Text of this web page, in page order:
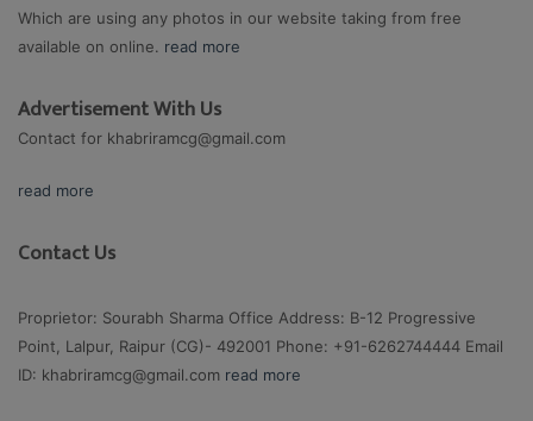
Which are using any photos in our website taking from free
available on online. read more
Advertisement With Us
Contact for khabriramcg@gmail.com
read more
Contact Us
Proprietor: Sourabh Sharma Office Address: B-12 Progressive
Point, Lalpur, Raipur (CG)- 492001 Phone: +91-6262744444 Email
ID: khabriramcg@gmail.com read more